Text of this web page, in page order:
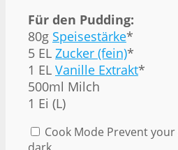
Für den Pudding:
80g Speisestärke*
5 EL Zucker (fein)*
1 EL Vanille Extrakt*
500ml Milch
1 Ei (L)
Cook Mode Prevent